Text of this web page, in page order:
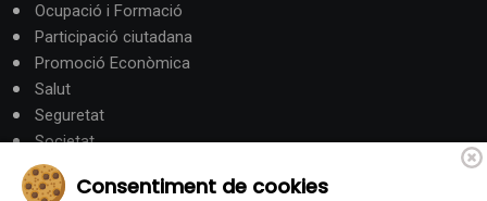
Ocupació i Formació
Participació ciutadana
Promoció Econòmica
Salut
Seguretat
Societat
Turisme
Consentiment de cookies